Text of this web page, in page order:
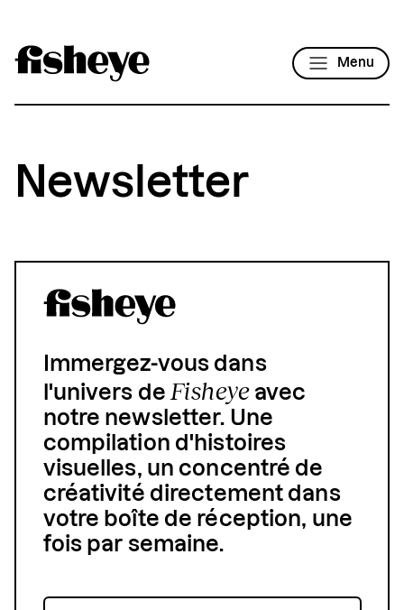
Menu
Newsletter
Immergez-vous dans
l'univers deFisheyeavec
notre newsletter. Une
compilation d'histoires
visuelles, un concentré de
créativité directement dans
votre boîte de réception, une
fois par semaine.